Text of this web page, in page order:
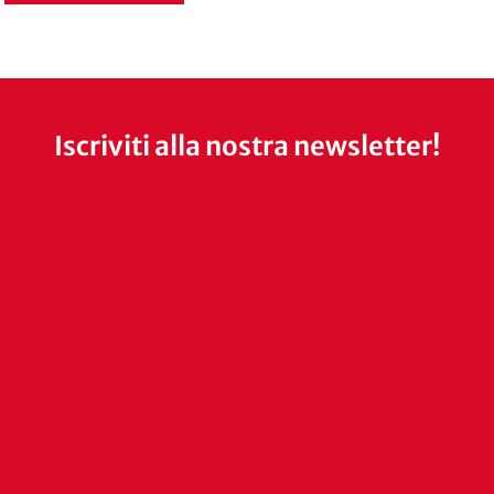
Iscriviti alla nostra newsletter!